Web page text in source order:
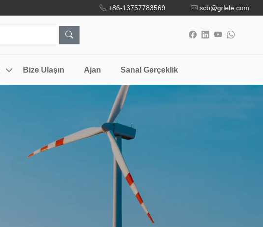
+86-13757783569 scb@grlele.com
Bize Ulaşın Ajan Sanal Gerçeklik